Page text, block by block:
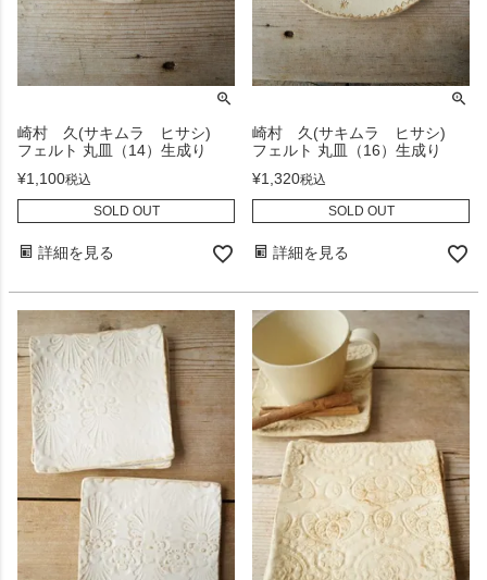
崎村 久(サキムラ ヒサシ)
フェルト 丸皿（14）生成り
¥1,100税込
SOLD OUT
詳細を見る
崎村 久(サキムラ ヒサシ)
フェルト 丸皿（16）生成り
¥1,320税込
SOLD OUT
詳細を見る